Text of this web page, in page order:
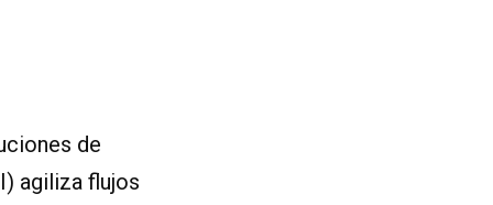
de
agiliza flujos